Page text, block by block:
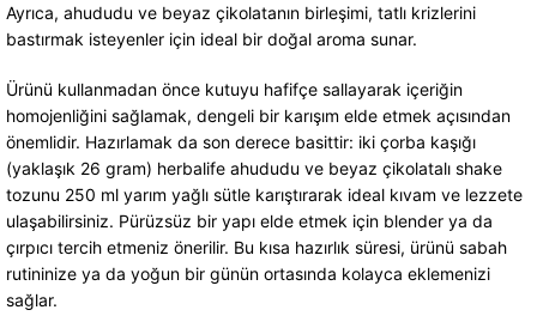
Ayrıca, ahududu ve beyaz çikolatanın birleşimi, tatlı krizlerini
bastırmak isteyenler için ideal bir doğal aroma sunar.
Ürünü kullanmadan önce kutuyu hafifçe sallayarak içeriğin
homojenliğini sağlamak, dengeli bir karışım elde etmek açısından
önemlidir. Hazırlamak da son derece basittir: iki çorba kaşığı
(yaklaşık 26 gram) herbalife ahududu ve beyaz çikolatalı shake
tozunu 250 ml yarım yağlı sütle karıştırarak ideal kıvam ve lezzete
ulaşabilirsiniz. Pürüzsüz bir yapı elde etmek için blender ya da
çırpıcı tercih etmeniz önerilir. Bu kısa hazırlık süresi, ürünü sabah
rutininize ya da yoğun bir günün ortasında kolayca eklemenizi
sağlar.